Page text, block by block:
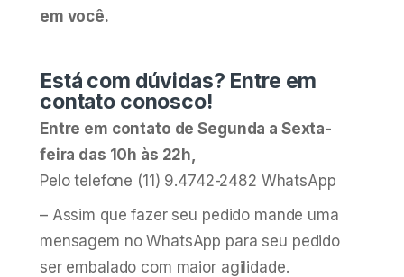
em você.
Está com dúvidas? Entre em
contato conosco!
Entre em contato de Segunda a Sexta-
feira das 10h às 22h,
Pelo telefone (11) 9.4742-2482 WhatsApp
– Assim que fazer seu pedido mande uma
mensagem no WhatsApp para seu pedido
ser embalado com maior agilidade.